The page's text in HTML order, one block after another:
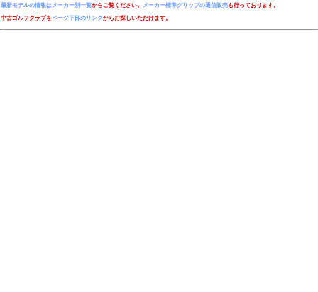
最新モデルの情報はメーカー別一覧からご覧ください。 メーカー標準グリップの通信販売も行っております。
中古ゴルフクラブをページ下部のリンクからお探しいただけます。